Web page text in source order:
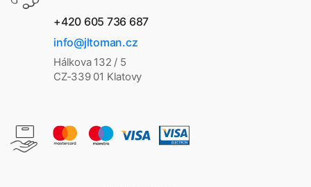
+420 605 736 687
info@jltoman.cz
Hálkova 132 / 5
CZ-339 01 Klatovy